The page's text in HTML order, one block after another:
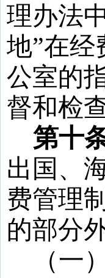
理办法
地”在经
公室的
督和检查
第十
出国、
费管理
的部分
（一